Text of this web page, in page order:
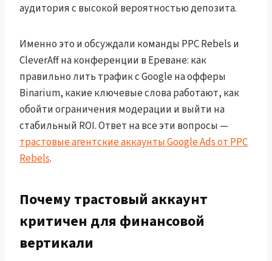
аудитория с высокой вероятностью депозита.
Именно это и обсуждали команды PPC Rebels и
CleverAff на конференции в Ереване: как
правильно лить трафик с Google на офферы
Binarium, какие ключевые слова работают, как
обойти ограничения модерации и выйти на
стабильный ROI. Ответ на все эти вопросы —
трастовые агентские аккаунты Google Ads от PPC
Rebels.
Почему трастовый аккаунт
критичен для финансовой
вертикали